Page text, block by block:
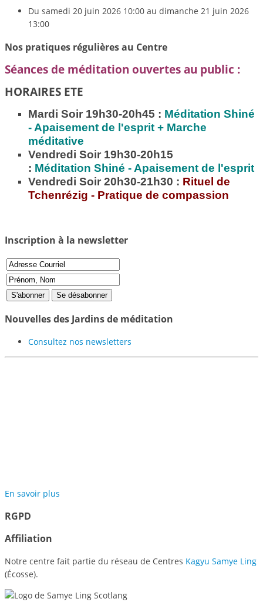
Du samedi 20 juin 2026 10:00 au dimanche 21 juin 2026
13:00
Nos pratiques régulières au Centre
Séances de méditation ouvertes au public :
HORAIRES ETE
Mardi Soir 19h30-20h45 : Méditation Shiné
- Apaisement de l'esprit + Marche
méditative
Vendredi Soir 19h30-20h15
: Méditation Shiné - Apaisement de l'esprit
Vendredi Soir 20h30-21h30 : Rituel de
Tchenrézig - Pratique de compassion
Inscription à la newsletter
Nouvelles des Jardins de méditation
Consultez nos newsletters
En savoir plus
RGPD
Affiliation
Notre centre fait partie du réseau de Centres Kagyu Samye Ling
(Écosse).